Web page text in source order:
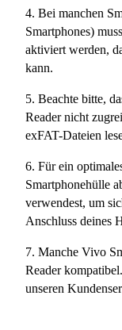
4. Bei manchen
Smartphones)
aktiviert werden,
kann.
5. Beachte bitte,
Reader nicht
exFAT-Dateien
6. Für ein
Smartphonehülle
verwendest, um
Anschluss deines
7. Manche Vivo
Reader
unseren